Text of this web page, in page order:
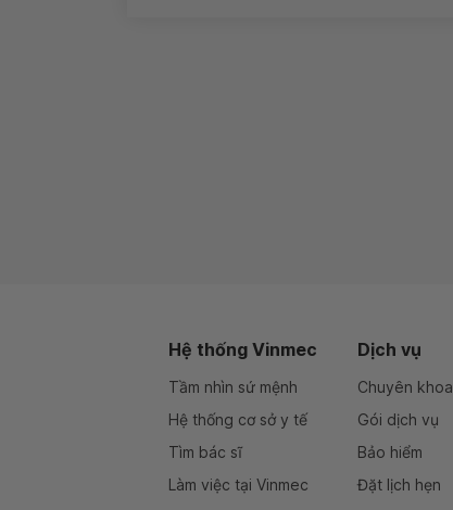
Hệ thống Vinmec
Tầm nhìn sứ mệnh
Hệ thống cơ sở y tế
Tìm bác sĩ
Làm việc tại Vinmec
Dịch vụ
Chuyên khoa
Gói dịch vụ
Bảo hiểm
Đặt lịch hẹn